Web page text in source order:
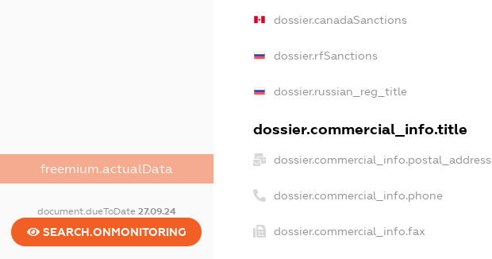
freemium.actualData
document.dueToDate 27.09.24
SEARCH.ONMONITORING
dossier.canadaSanctions
dossier.rfSanctions
dossier.russian_reg_title
dossier.commercial_info.title
dossier.commercial_info.postal_address
dossier.commercial_info.phone
dossier.commercial_info.fax